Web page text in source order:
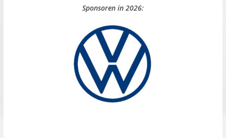
Sponsoren in 2026: